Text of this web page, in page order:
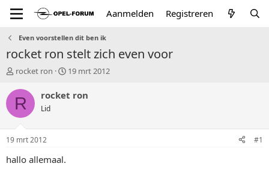
Aanmelden Registreren
Even voorstellen dit ben ik
rocket ron stelt zich even voor
T
p
a
r
rocket ron
S
a
19 mrt 2012
R rocket ron
Lid
19 mrt 2012 #1
hallo allemaal.